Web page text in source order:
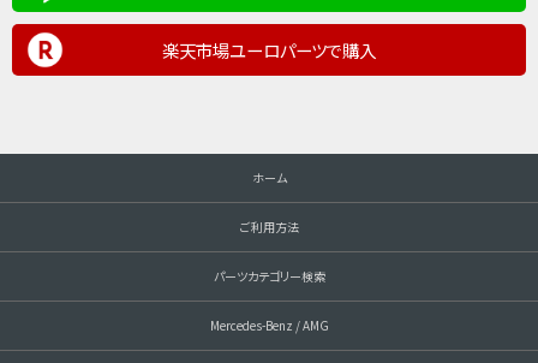
楽天市場ユーロパーツで購入
ホーム
ご利用方法
パーツカテゴリー検索
Mercedes-Benz / AMG